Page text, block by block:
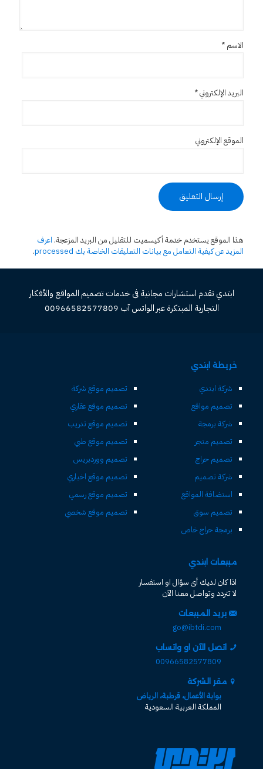
الاسم *
البريد الإلكتروني*
الموقع الإلكتروني
هذا الموقع يستخدم خدمة أكيسميت للتقليل من البريد المزعجة. اعرف
المزيد عن كيفية التعامل مع بيانات التعليقات الخاصة بك processed
.
ابتدي تقدم استشارات مجانية فى خدمات تصميم المواقع والأفكار
التجارية المبتكرة عبر الواتس آب 00966582577809
خريطة ابتدي
شركة ابتدي
تصميم مواقع
شركة برمجة
تصميم متجر
تصميم حراج
شركة تصميم
استضافة المواقع
تصميم سوق
برمجة حراج خاص
تصميم موقع شركة
تصميم موقع عقاري
تصميم موقع تدريب
تصميم موقع طبي
تصميم ووردبريس
تصميم موقع اخباري
تصميم موقع رسمي
تصميم موقع شخصي
مبيعات ابتدي
اذا كان لديك أى سؤال او استفسار
لا تتردد وتواصل معنا الآن
بريد المبيعات
go@ibtdi.com
اتصل الآن او واتساب
00966582577809
مقر الشركة
بوابة الأعمال، قرطبة، الرياض
المملكة العربية السعودية